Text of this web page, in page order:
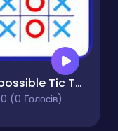
Impossible Tic Tac Toe
0 (0 Голосів)